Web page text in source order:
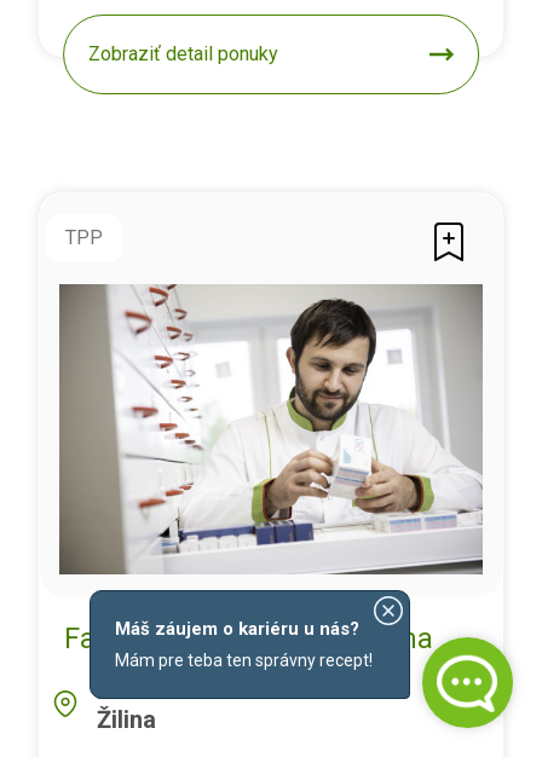
Zobraziť detail ponuky
TPP
Farmaceut/ka - Bulvár, Žilina
LOKALITA
Žilina
Máš záujem o kariéru u nás?
Mám pre teba ten správny recept!